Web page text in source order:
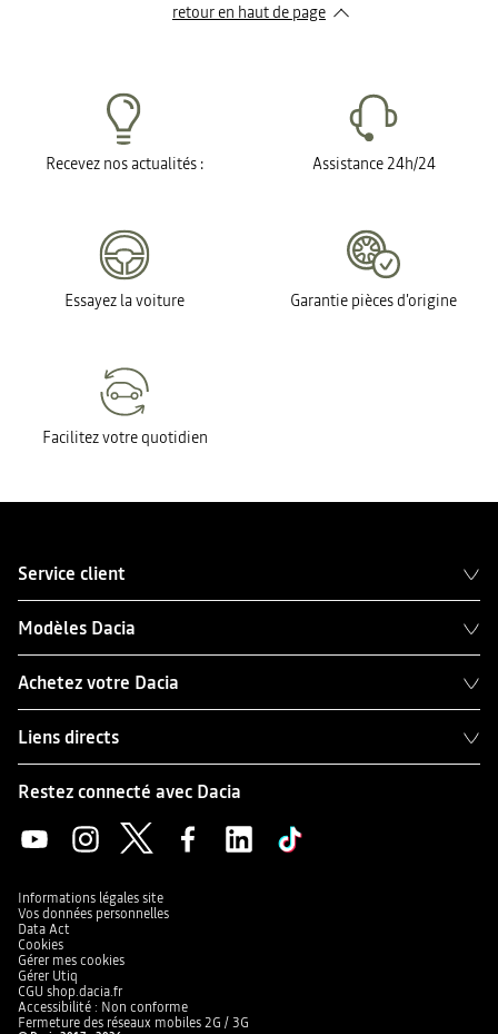
retour en haut de page​
Recevez nos actualités : Assistance 24h/24
Essayez la voiture Garantie pièces d'origine
Facilitez votre quotidien
Service client
Modèles Dacia
Achetez votre Dacia
Liens directs
Restez connecté avec Dacia
Informations légales site
Vos données personnelles
Data Act
Cookies
Gérer mes cookies
Gérer Utiq
CGU shop.dacia.fr
Accessibilité : Non conforme
Fermeture des réseaux mobiles 2G / 3G